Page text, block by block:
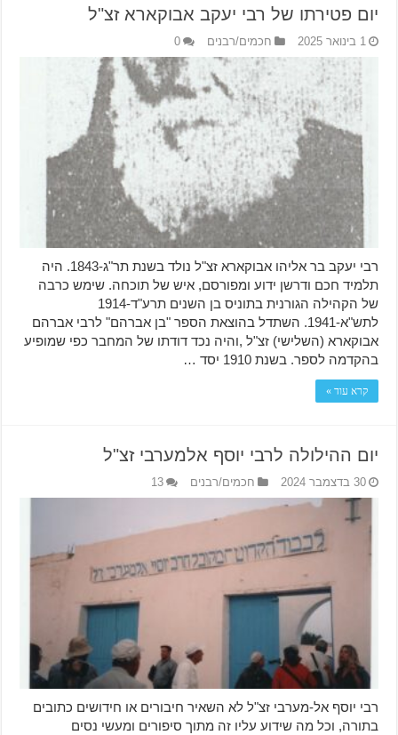
יום פטירתו של רבי יעקב אבוקארא זצ"ל
1 בינואר 2025 חכמים/רבנים 0
רבי יעקב בר אליהו אבוקארא זצ"ל נולד בשנת תר"ג-1843. היה
תלמיד חכם ודרשן ידוע ומפורסם, איש של תוכחה. שימש כרבה
של הקהילה הגורנית בתוניס בן השנים תרע"ד-1914
לתש"א-1941. השתדל בהוצאת הספר "בן אברהם" לרבי אברהם
אבוקארא (השלישי) זצ"ל ,והיה נכד דודתו של המחבר כפי שמופיע
בהקדמה לספר. בשנת 1910 יסד …
קרא עוד »
יום ההילולה לרבי יוסף אלמערבי זצ"ל
30 בדצמבר 2024 חכמים/רבנים 13
רבי יוסף אל-מערבי זצ"ל לא השאיר חיבורים או חידושים כתובים
בתורה, וכל מה שידוע עליו זה מתוך סיפורים ומעשי נסים